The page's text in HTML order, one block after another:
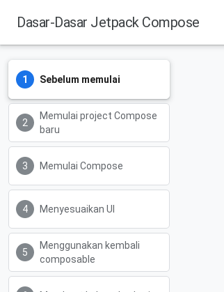
Dasar-Dasar Jetpack Compose
Sebelum memulai
Memulai project Compose
baru
Memulai Compose
Menyesuaikan UI
Menggunakan kembali
composable